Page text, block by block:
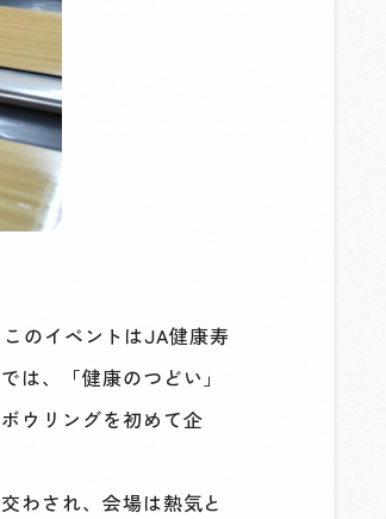
のイベントはJA健康寿
は、「健康のつどい」
ウリングを初めて企
わされ、会場は熱気と